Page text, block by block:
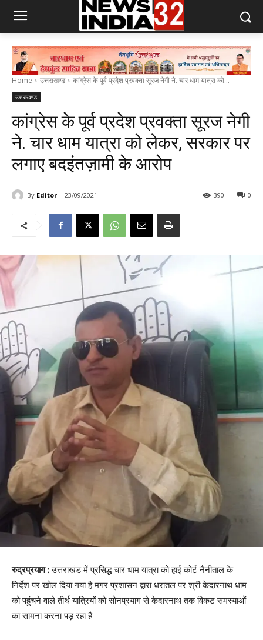
Home उत्तराखण्ड कांग्रेस के पूर्व प्रदेश प्रवक्ता सूरज नेगी ने. चार धाम यात्रा को...
उत्तराखण्ड
कांग्रेस के पूर्व प्रदेश प्रवक्ता सूरज नेगी
ने. चार धाम यात्रा को लेकर, सरकार पर
लगाए बदइंतज़ामी के आरोप
By Editor 23/09/2021 0
390
रुद्रप्रयाग :उत्तराखंड में प्रसिद्ध चार धाम यात्रा को हाई कोर्ट नैनीताल के
निर्देश पर खोल दिया गया है मगर प्रशासन द्वारा धरातल पर श्री केदारनाथ धाम
को पहुंचने वाले तीर्थ यात्रियों को सोनप्रयाग से केदारनाथ तक विकट समस्याओं
का सामना करना पड़ रहा है